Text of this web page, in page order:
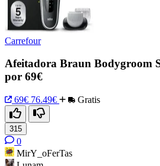
Carrefour
Afeitadora Braun Bodygroom
por 69€
69€ 76.49€ Gratis
315
0
MirY_oFerTas